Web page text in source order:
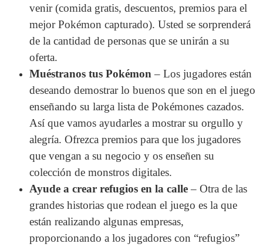
venir (comida gratis, descuentos, premios para el
mejor Pokémon capturado). Usted se sorprenderá
de la cantidad de personas que se unirán a su
oferta.
Muéstranos tus Pokémon – Los jugadores están
deseando demostrar lo buenos que son en el juego
enseñando su larga lista de Pokémones cazados.
Así que vamos ayudarles a mostrar su orgullo y
alegría. Ofrezca premios para que los jugadores
que vengan a su negocio y os enseñen su
colección de monstros digitales.
Ayude a crear refugios en la calle– Otra de las
grandes historias que rodean el juego es la que
están realizando algunas empresas,
proporcionando a los jugadores con “refugios”